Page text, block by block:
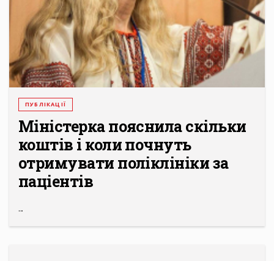
ПУБЛІКАЦІЇ
Міністерка пояснила скільки
коштів і коли почнуть
отримувати поліклініки за
паціентів
...